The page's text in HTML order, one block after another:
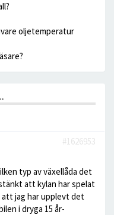
oljetemperatur
#1626953
typ av växellåda det
att kylan har spelat
jag har upplevt det
i dryga 15 år-